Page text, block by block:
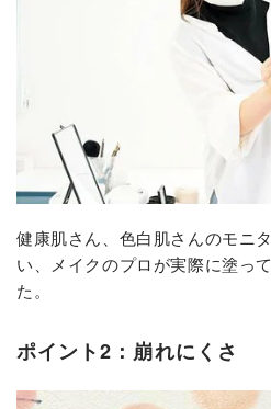
健康肌さん、色白肌さんのモニ
い、メイクのプロが実際に塗っ
た。
ポイント2：崩れにくさ